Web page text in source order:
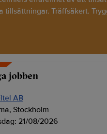
tillsättningar. Träffsäkert.
jobben
AB
Stockholm
21/08/2026